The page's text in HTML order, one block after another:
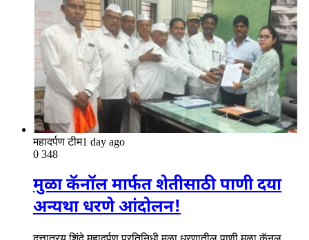
महादर्पण टीम1 day ago
0 348
मुळा कॅनॉल मार्फत शेतीसाठी पाणी दया
अन्यथा धरणे आंदोलन!